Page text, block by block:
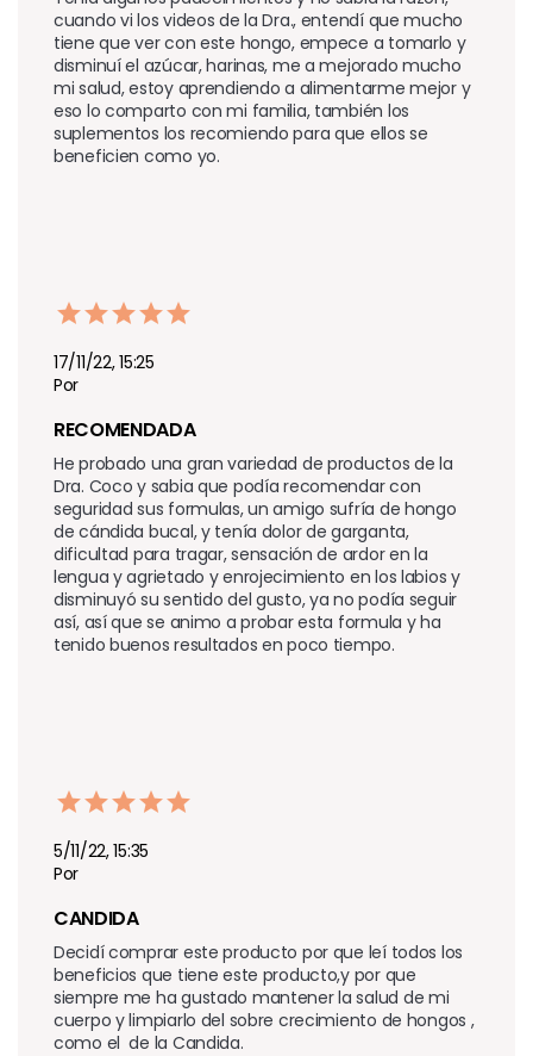
cuando vi los videos de la Dra., entendí que mucho
tiene que ver con este hongo, empece a tomarlo y
disminuí el azúcar, harinas, me a mejorado mucho
mi salud, estoy aprendiendo a alimentarme mejor y
eso lo comparto con mi familia, también los
suplementos los recomiendo para que ellos se
beneficien como yo.
17/11/22, 15:25
Por
RECOMENDADA
He probado una gran variedad de productos de la
Dra. Coco y sabia que podía recomendar con
seguridad sus formulas, un amigo sufría de hongo
de cándida bucal, y tenía dolor de garganta,
dificultad para tragar, sensación de ardor en la
lengua y agrietado y enrojecimiento en los labios y
disminuyó su sentido del gusto, ya no podía seguir
así, así que se animo a probar esta formula y ha
tenido buenos resultados en poco tiempo.
5/11/22, 15:35
Por
CANDIDA
Decidí comprar este producto por que leí todos los
beneficios que tiene este producto,y por que
siempre me ha gustado mantener la salud de mi
cuerpo y limpiarlo del sobre crecimiento de hongos ,
como el  de la Candida.